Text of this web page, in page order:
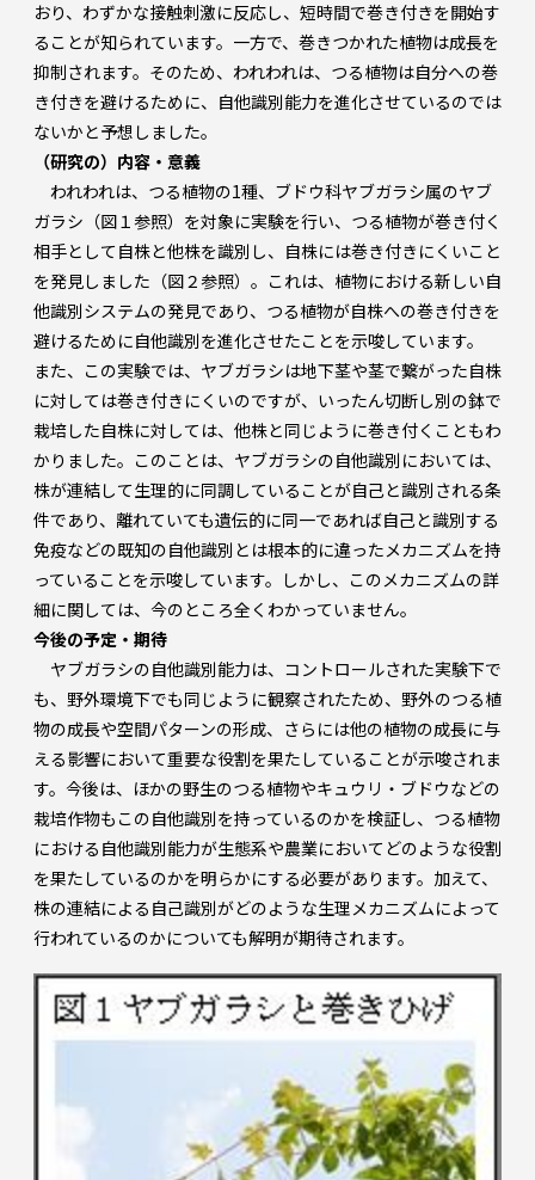
おり、わずかな接触刺激に反応し、短時間で巻き付きを開始す
ることが知られています。一方で、巻きつかれた植物は成長を
抑制されます。そのため、われわれは、つる植物は自分への巻
き付きを避けるために、自他識別能力を進化させているのでは
ないかと予想しました。
（研究の）内容・意義
われわれは、つる植物の1種、ブドウ科ヤブガラシ属のヤブ
ガラシ（図１参照）を対象に実験を行い、つる植物が巻き付く
相手として自株と他株を識別し、自株には巻き付きにくいこと
を発見しました（図２参照）。これは、植物における新しい自
他識別システムの発見であり、つる植物が自株への巻き付きを
避けるために自他識別を進化させたことを示唆しています。
また、この実験では、ヤブガラシは地下茎や茎で繋がった自株
に対しては巻き付きにくいのですが、いったん切断し別の鉢で
栽培した自株に対しては、他株と同じように巻き付くこともわ
かりました。このことは、ヤブガラシの自他識別においては、
株が連結して生理的に同調していることが自己と識別される条
件であり、離れていても遺伝的に同一であれば自己と識別する
免疫などの既知の自他識別とは根本的に違ったメカニズムを持
っていることを示唆しています。しかし、このメカニズムの詳
細に関しては、今のところ全くわかっていません。
今後の予定・期待
ヤブガラシの自他識別能力は、コントロールされた実験下で
も、野外環境下でも同じように観察されたため、野外のつる植
物の成長や空間パターンの形成、さらには他の植物の成長に与
える影響において重要な役割を果たしていることが示唆されま
す。今後は、ほかの野生のつる植物やキュウリ・ブドウなどの
栽培作物もこの自他識別を持っているのかを検証し、つる植物
における自他識別能力が生態系や農業においてどのような役割
を果たしているのかを明らかにする必要があります。加えて、
株の連結による自己識別がどのような生理メカニズムによって
行われているのかについても解明が期待されます。